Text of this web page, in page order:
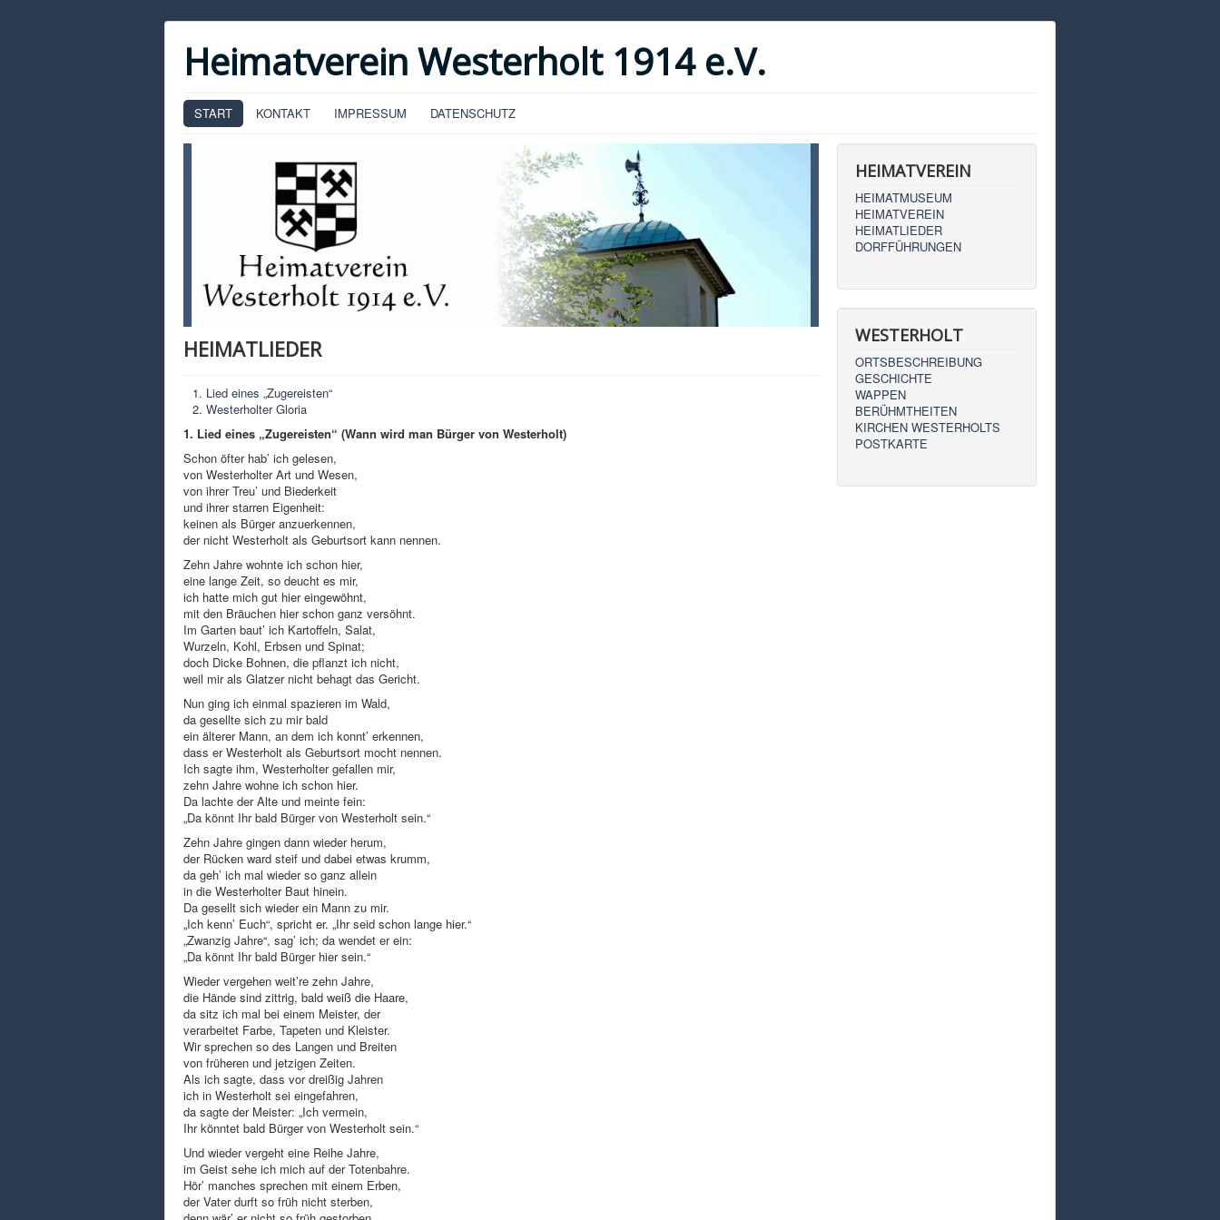
Heimatverein Westerholt 1914 e.V.
START KONTAKT IMPRESSUM DATENSCHUTZ
HEIMATLIEDER
Lied eines „Zugereisten“
Westerholter Gloria
1. Lied eines „Zugereisten“ (Wann wird man Bürger von Westerholt)
Schon öfter hab’ ich gelesen,
von Westerholter Art und Wesen,
von ihrer Treu’ und Biederkeit
und ihrer starren Eigenheit:
keinen als Bürger anzuerkennen,
der nicht Westerholt als Geburtsort kann nennen.
Zehn Jahre wohnte ich schon hier,
eine lange Zeit, so deucht es mir,
ich hatte mich gut hier eingewöhnt,
mit den Bräuchen hier schon ganz versöhnt.
Im Garten baut’ ich Kartoffeln, Salat,
Wurzeln, Kohl, Erbsen und Spinat;
doch Dicke Bohnen, die pflanzt ich nicht,
weil mir als Glatzer nicht behagt das Gericht.
Nun ging ich einmal spazieren im Wald,
da gesellte sich zu mir bald
ein älterer Mann, an dem ich konnt’ erkennen,
dass er Westerholt als Geburtsort mocht nennen.
Ich sagte ihm, Westerholter gefallen mir,
zehn Jahre wohne ich schon hier.
Da lachte der Alte und meinte fein:
„Da könnt Ihr bald Bürger von Westerholt sein.“
Zehn Jahre gingen dann wieder herum,
der Rücken ward steif und dabei etwas krumm,
da geh’ ich mal wieder so ganz allein
in die Westerholter Baut hinein.
Da gesellt sich wieder ein Mann zu mir.
„Ich kenn’ Euch“, spricht er. „Ihr seid schon lange hier.“
„Zwanzig Jahre“, sag’ ich; da wendet er ein:
„Da könnt Ihr bald Bürger hier sein.“
Wieder vergehen weit’re zehn Jahre,
die Hände sind zittrig, bald weiß die Haare,
da sitz ich mal bei einem Meister, der
verarbeitet Farbe, Tapeten und Kleister.
Wir sprechen so des Langen und Breiten
von früheren und jetzigen Zeiten.
Als ich sagte, dass vor dreißig Jahren
ich in Westerholt sei eingefahren,
da sagte der Meister: „Ich vermein,
Ihr könntet bald Bürger von Westerholt sein.“
Und wieder vergeht eine Reihe Jahre,
im Geist sehe ich mich auf der Totenbahre.
Hör’ manches sprechen mit einem Erben,
der Vater durft so früh nicht sterben,
HEIMATVEREIN
HEIMATMUSEUM
HEIMATVEREIN
HEIMATLIEDER
DORFFÜHRUNGEN
WESTERHOLT
ORTSBESCHREIBUNG
GESCHICHTE
WAPPEN
BERÜHMTHEITEN
KIRCHEN WESTERHOLTS
POSTKARTE